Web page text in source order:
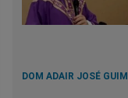
DOM ADAIR JOSÉ